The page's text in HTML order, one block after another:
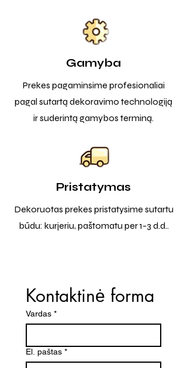
Gamyba
Prekes pagaminsime profesionaliai
pagal sutartą dekoravimo technologiją
ir suderintą gamybos terminą.
Pristatymas
Dekoruotas prekes pristatysime sutartu
būdu: kurjeriu, paštomatu per 1-3 d.d..
Kontaktinė forma
Vardas *
El. paštas *